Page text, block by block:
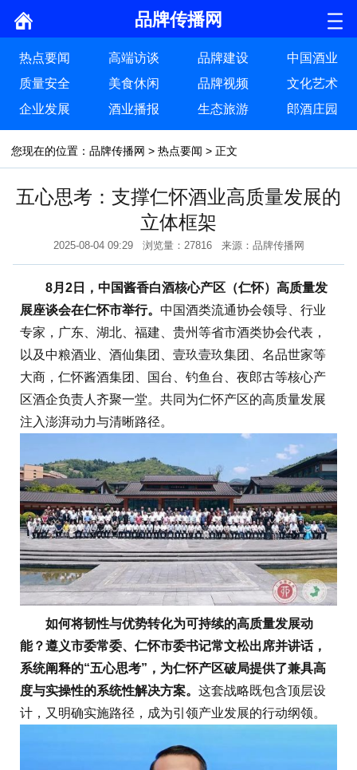
品牌传播网
热点要闻 高端访谈 品牌建设
中国酒业
质量安全
美食休闲 品牌视频
文化艺术
企业发展
酒业播报 生态旅游 郎酒庄园
您现在的位置： 品牌传播网 > 热点要闻 > 正文
五心思考：支撑仁怀酒业高质量发展的
立体框架
2025-08-04 09:29 浏览量：27816 来源：品牌传播网
8月2日，中国酱香白酒核心产区（仁怀）高质量发
展座谈会在仁怀市举行。 中国酒类流通协会领导、行业
专家，广东、湖北、福建、贵州等省市酒类协会代表，
以及中粮酒业、酒仙集团、壹玖壹玖集团、名品世家等
大商，仁怀酱酒集团、国台、钓鱼台、夜郎古等核心产
区酒企负责人齐聚一堂。共同为仁怀产区的高质量发展
注入澎湃动力与清晰路径。
如何将韧性与优势转化为可持续的高质量发展动
能？遵义市委常委、仁怀市委书记常文松出席并讲话，
系统阐释的“五心思考”，为仁怀产区破局提供了兼具高
度与实操性的系统性解决方案。 这套战略既包含顶层设
计，又明确实施路径，成为引领产业发展的行动纲领。